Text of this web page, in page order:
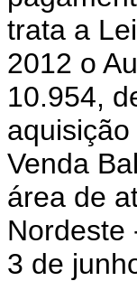
trata a
2012 o
10.954,
Venda
área de
Nordeste
3 de